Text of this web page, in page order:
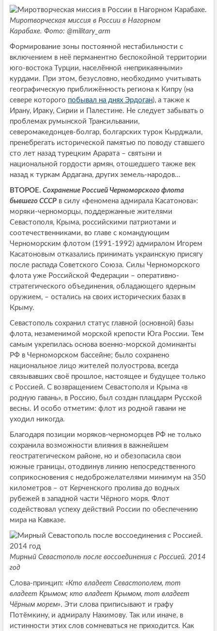
Миротворческая миссия в России в Нагорном
Карабахе. Фото: @military_arm
Формирование зоны постоянной нестабильности с
включением в неё перманентно беспокойной территории
юго-востока Турции, населённой «неприкаянными»
курдами. При этом, безусловно, необходимо учитывать
географическую приближённость региона к Кипру (на
севере которого побывал на днях Эрдоган), а также к
Ирану, Ираку, Сирии и Палестине. Не следует забывать о
проблемах румынской Трансильвании,
северомакедонцев-болгар, болгарских турок Кырджали,
пренебрегать исторической памятью по поводу ставшего
сто лет назад турецким Арарата – святыни и
национальной гордости армян, отошедшего также век
назад к туркам Ардагана, других земель-народов…
ВТОРОЕ. Сохранение Россией Черноморского флота
бывшего СССРв силу «феномена адмирала Касатонова»:
моряки-черноморцы, поддержанные жителями
Севастополя, Крыма, российскими патриотами и
соотечественниками, во главе с командующим
Черноморским флотом (1991-1992) адмиралом Игорем
Касатоновым отказались принимать украинскую присягу
после распада Советского Союза. Силы Черноморского
флота уже Российской Федерации – оперативно-
стратегического объединения, обладающего ядерным
оружием, – остались на своих исторических базах в
Крыму.
Севастополь сохранил статус главной (основной) базы
флота, незаменимой морской крепости Юга России. Тем
самым укрепилась основа военно-морской доминанты
РФ в Черноморском бассейне; было сохранено
национальное лицо жителей полуострова, всегда
связывавших своё прошлое, настоящее и будущее только
с Россией. С возвращением Севастополя и Крыма «в
родную гавань», в Россию, был создан плацдарм Русской
весны. И особо отметим: флот из родной гавани не
уходил никогда.
Благодаря позиции моряков-черноморцев РФ не только
сохранила возможности влияния в важнейшем
геостратегическом районе, но и обезопасила свои
южные границы, отодвинув линию непосредственного
соприкосновения с недоброжелателями минимум на 350
километров – от Керченского пролива до водных
рубежей в западной части Чёрного моря. Флот
содействовал успеху действий России по обеспечению
мира на Кавказе.
Мирный Севастополь после воссоединения с Россией. 2014
год
Слова-принцип: «Кто владеет Севастополем, тот
владеет Крымом; кто владеет Крымом, тот владеет
Чёрным морем». Эти слова приписывают и графу
Потёмкину, и адмиралу Нахимову. Так или иначе, в
истинности этих слов сомневаться не приходится. Как